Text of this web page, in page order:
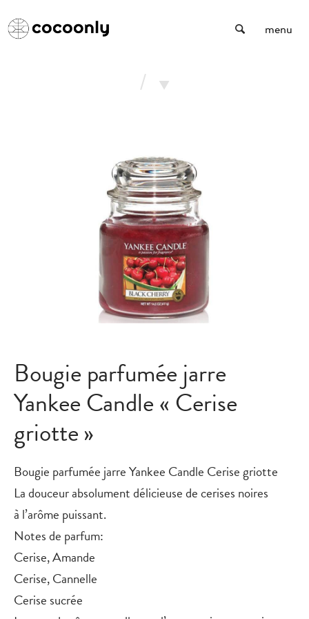
menu
/
Bougie parfumée jarre
Yankee Candle « Cerise
griotte »
Bougie parfumée jarre Yankee Candle Cerise griotte
La douceur absolument délicieuse de cerises noires
à l’arôme puissant.
Notes de parfum:
Cerise, Amande
Cerise, Cannelle
Cerise sucrée